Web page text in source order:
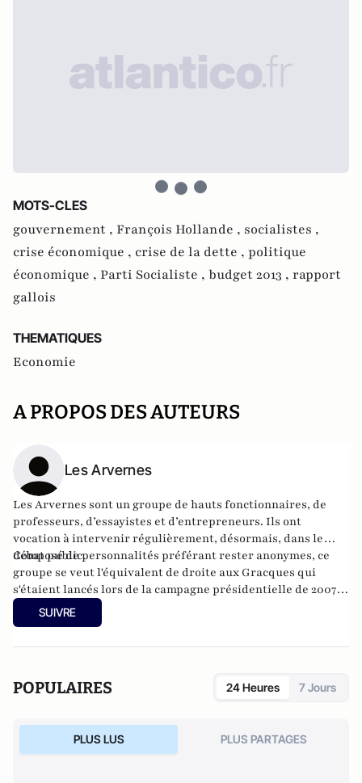
MOTS-CLES
gouvernement , François Hollande , socialistes ,
crise économique , crise de la dette , politique
économique , Parti Socialiste , budget 2013 , rapport
gallois
THEMATIQUES
Economie
A PROPOS DES AUTEURS
Les Arvernes
Les Arvernes sont un groupe de hauts fonctionnaires, de
professeurs, d’essayistes et d’entrepreneurs. Ils ont
vocation à intervenir régulièrement, désormais, dans le
débat public.
Composé de personnalités préférant rester anonymes, ce
groupe se veut l'équivalent de droite aux Gracques qui
s'étaient lancés lors de la campagne présidentielle de 2007
en signant un appel à une alliance PS-UDF. Les Arvernes,
eux, souhaitent agir contre le déni de réalité dans lequel
SUIVRE
POPULAIRES 24 Heures 7 Jours
PLUS LUS PLUS PARTAGES